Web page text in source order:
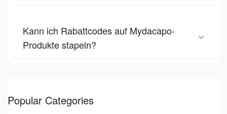
Kann ich Rabattcodes auf Mydacapo-
Produkte stapeln?
Popular Categories